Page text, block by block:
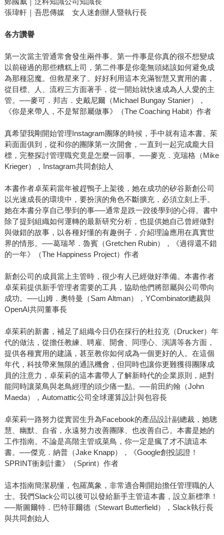
張瑋軒｜吾思傳媒 女人迷創辦人暨執行長
各方讚譽
第一次當主管通常會發生兩件事。第一件事是你真的很不想變成
以前碰過的那些糟糕上司，第二件事是你毫無頭緒該如何避免成
為那種惡魔。但救星來了。好好利用這本充滿智慧又實用的書，
從目標、人、流程三方面著手，從一開始就快速成為人人愛的主
管。──麥可．邦吉．史戴尼爾（Michael Bungay Stanier），
《你是來帶人，不是幫部屬做事》（The Coaching Habit）作者
真希望我剛開始管理Instagram團隊的時候，手中就有這本書。茱
莉面面俱到，從和你的團隊第一次開會，一直到一起完成龐大目
標，完整探討管理職究竟是怎麼一回事。──麥克．克瑞格（Mike
Krieger），Instagram共同創始人
本書作者卓茱莉當年被趕鴨子上架後，她在成功的矽谷新創公司
以光速成長的環境中，要扮演的角色不斷擴充，必須立刻上手。
她在本書分享自己學到的事──通常是跌一跤後學到的心得。書中
除了提到組織如何運轉的最新研究分析，也提供她自己曾經做對
與做錯的故事，以各種好懂的有趣例子，介紹理論應用在真實世
界的情形。──葛瑞琴．魯賓（Gretchen Rubin），《過得還不錯
的一年》（The Happiness Project）作者
新創公司的成員當上主管時，很少有人已經做好準備。本書作者
卓茱莉提供新手管理者需要的工具，協助他們將部屬與公司帶向
成功。──山姆．奧特曼（Sam Altman），YCombinator總裁與
OpenAI共同董事長
卓茱莉的新書，補足了組織今日仍在採行的杜拉克（Drucker）年
代的做法，從擔任教練、聘雇、開會、同理心、演講等各方面，
提供各種實用的建議，甚至教你如何成為一個更好的人。在這個
年代，科技帶來無限的通訊機會，但同時也讓你更難獲得團隊成
員的注意力，卓茱莉的這本書帶人了解新時代的企業原則，絕對
能同時讓菜鳥與老鳥經理的頭少痛一點。──前田約翰（John
Maeda），Automattic公司全球運算設計與包容長
卓茱莉一路努力從實習生升為Facebook的產品設計副總裁，她聰
慧、幽默、自省，永遠努力改善團隊、也改善自己。本書是她的
工作指南。不論是高階主管或菜鳥，你一定是瘋了才不讀這本
書。──傑克．納普（Jake Knapp），《Google創投認證！
SPRINT衝刺計畫》（Sprint）作者
這本指南簡潔易懂，包羅萬象，非常適合剛開始擔任管理職的人
士。我們Slack公司以後可以發給新手主管這本書，設立新標準！
──斯圖爾特．巴特菲爾德（Stewart Butterfield），Slack執行長
與共同創始人